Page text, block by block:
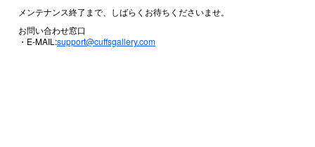
メンテナンス終了まで、しばらくお待ちくださいませ。
お問い合わせ窓口
・E-MAIL:support@cuffsgallery.com